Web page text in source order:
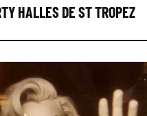
HALLES DE ST TROPEZ